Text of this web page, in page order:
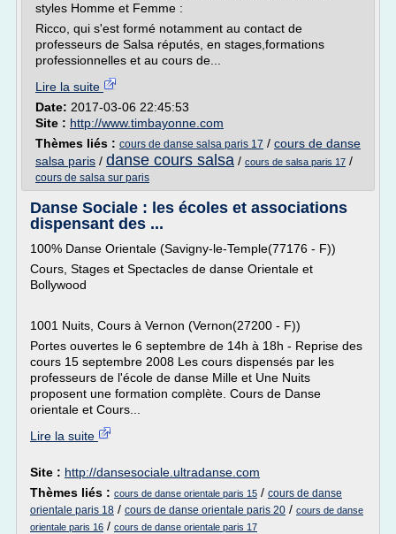
styles Homme et Femme :
Ricco, qui s'est formé notamment au contact de
professeurs de Salsa réputés, en stages,formations
professionnelles et au cours de...
Lire la suite
Date: 2017-03-06 22:45:53
Site : http://www.timbayonne.com
Thèmes liés : cours de danse salsa paris 17 / cours de danse
salsa paris / danse cours salsa / cours de salsa paris 17 /
cours de salsa sur paris
Danse Sociale : les écoles et associations
dispensant des ...
100% Danse Orientale (Savigny-le-Temple(77176 - F))
Cours, Stages et Spectacles de danse Orientale et
Bollywood
1001 Nuits, Cours à Vernon (Vernon(27200 - F))
Portes ouvertes le 6 septembre de 14h à 18h - Reprise des
cours 15 septembre 2008 Les cours dispensés par les
professeurs de l'école de danse Mille et Une Nuits
proposent une formation complète. Cours de Danse
orientale et Cours...
Lire la suite
Site : http://dansesociale.ultradanse.com
Thèmes liés : cours de danse orientale paris 15 / cours de danse
orientale paris 18 / cours de danse orientale paris 20 / cours de danse
orientale paris 16 / cours de danse orientale paris 17